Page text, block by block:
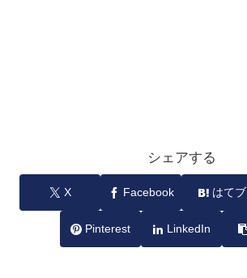
シェアする
X Facebook はてブ
Pinterest LinkedIn